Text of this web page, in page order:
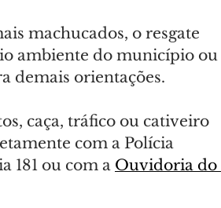
machucados, o resgate
ambiente do município ou
demais orientações.
caça, tráfico ou cativeiro
com a Polícia
181 ou com a Ouvidoria do